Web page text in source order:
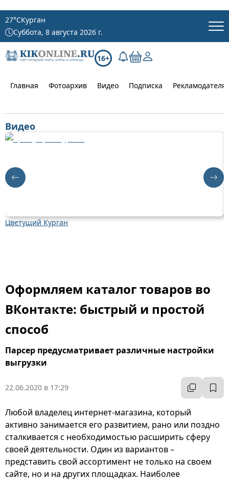
27°CКурган
Суббота, 8 августа 2026 г.
16+
Главная Фотоархив Видео Подписка
Видео
Цветущий Курган
Оформляем каталог товаров во
ВКонтакте: быстрый и простой
способ
Парсер предусматривает различные настройки
выгрузки
22.06.2020 в 17:29
Любой владелец интернет-магазина, который
активно занимается его развитием, рано или поздно
сталкивается с необходимостью расширить сферу
своей деятельности. Один из вариантов –
представить свой ассортимент не только на своем
сайте, но и на других площадках. Наиболее